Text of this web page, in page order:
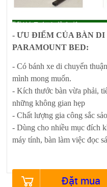
- ƯU ĐIỂM CỦA BÀN
PARAMOUNT BED:
- Có bánh xe di chuyển
mình mong muốn.
- Kích thước bàn vừa phải,
những không gian hẹp
- Chất lượng gia công sắc
- Dùng cho nhiều mục đích
máy tính, bàn làm việc đọc
Đặt mua